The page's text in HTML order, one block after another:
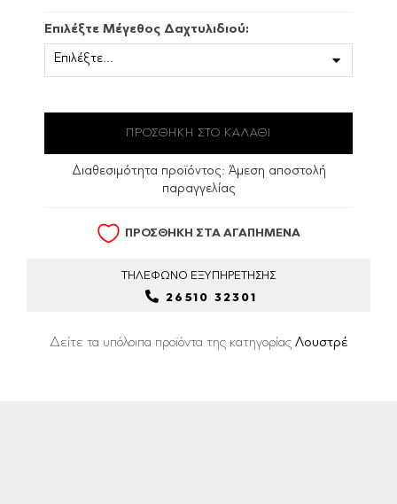
Επιλέξτε Μέγεθος Δαχτυλιδιού:
Διαθεσιμότητα προϊόντος: Άμεση αποστολή
παραγγελίας
ΠΡΟΣΘΗΚΗ ΣΤΑ ΑΓΑΠΗΜΕΝΑ
ΤΗΛΕΦΩΝΟ ΕΞΥΠΗΡΕΤΗΣΗΣ
26510 32301
Δείτε τα υπόλοιπα προϊόντα της κατηγορίας Λουστρέ